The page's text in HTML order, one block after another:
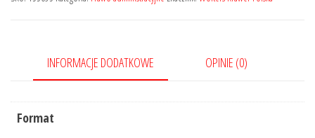
INFORMACJE DODATKOWE OPINIE (0)
Format